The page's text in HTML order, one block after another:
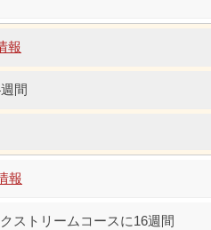
報
間
報
ストリームコースに16週間